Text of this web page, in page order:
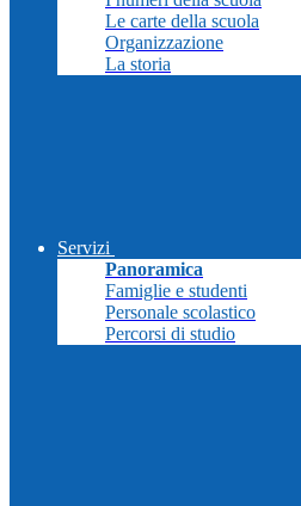
Le carte della scuola
Organizzazione
La storia
Servizi
Panoramica
Famiglie e studenti
Personale scolastico
Percorsi di studio